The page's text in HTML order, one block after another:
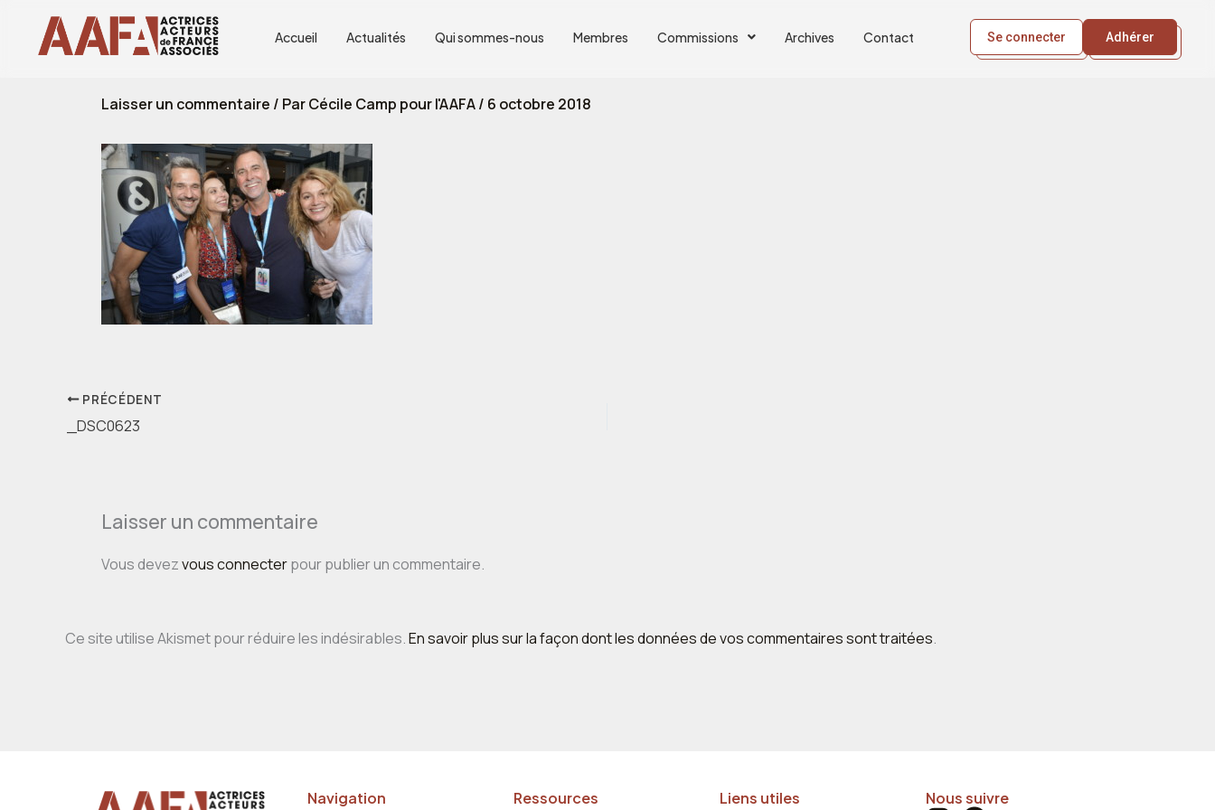
contenu
Accueil Actualités Qui sommes-nous Membres Commissions Archives Contact Se connecter Adhérer
Laisser un commentaire / ParCécile Camp pour l'AAFA/ 6 octobre 2018
PRÉCÉDENT
_DSC0623
Laisser un commentaire
Vous devezvous connecterpour publier un commentaire.
Ce site utilise Akismet pour réduire les indésirables.En savoir plus sur la façon dont les données de vos commentaires sont traitées.
Navigation Ressources Liens utiles Nous suivre